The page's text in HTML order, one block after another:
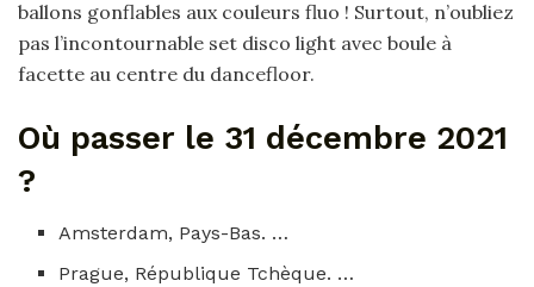
ballons gonflables aux couleurs fluo ! Surtout, n’oubliez
pas l’incontournable set disco light avec boule à
facette au centre du dancefloor.
Où passer le 31 décembre 2021
?
Amsterdam, Pays-Bas. …
Prague, République Tchèque. …